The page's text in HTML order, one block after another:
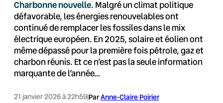
Charbonne nouvelle. Malgré un climat politique
défavorable, les énergies renouvelables ont
continué de remplacer les fossiles dans le mix
électrique européen. En 2025, solaire et éolien ont
même dépassé pour la première fois pétrole, gaz et
charbon réunis. Et ce n’est pas la seule information
marquante de l’année…
21 janvier 2026 à 22h59|ParAnne-Claire Poirier